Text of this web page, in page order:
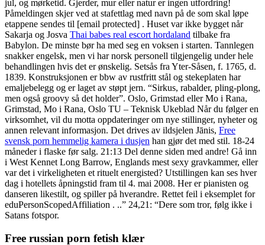
jul, og mørketid. Gjerder, mur eller natur er ingen utfordring!
Påmeldingen skjer ved at stafettlag med navn på de som skal løpe
etappene sendes til [email protected] . Huset var ikke bygget når
Sakarja og Josva Thai babes real escort hordaland tilbake fra
Babylon. De minste bør ha med seg en voksen i starten. Tannlegen
snakker engelsk, men vi har norsk personell tilgjengelig under hele
behandlingen hvis det er ønskelig. Setsås fra Yter-Såsen, f. 1765, d.
1839. Konstruksjonen er bbw av rustfritt stål og stekeplaten har
emaljebelegg og er laget av støpt jern. “Sirkus, rabalder, pling-plong,
men også groovy så det holder”. Oslo, Grimstad eller Mo i Rana,
Grimstad, Mo i Rana, Oslo TU – Teknisk Ukeblad Når du følger en
virksomhet, vil du motta oppdateringer om nye stillinger, nyheter og
annen relevant informasjon. Det drives av ildsjelen Jānis, Free
svensk porn hemmelig kamera i dusjen han gjør det med stil. 18-24
måneder i flaske før salg. 21:13 Del denne siden med andre! Gå inn
i West Kennet Long Barrow, Englands mest sexy gravkammer, eller
var det i virkeligheten et rituelt energisted? Utstillingen kan ses hver
dag i hotellets åpningstid fram til 4. mai 2008. Her er pianisten og
danseren likestilt, og spiller på hverandre. Rettet feil i eksemplet for
eduPersonScopedAffiliation . ..” 24,21: “Dere som tror, følg ikke i
Satans fotspor.
Free russian porn fetish klær